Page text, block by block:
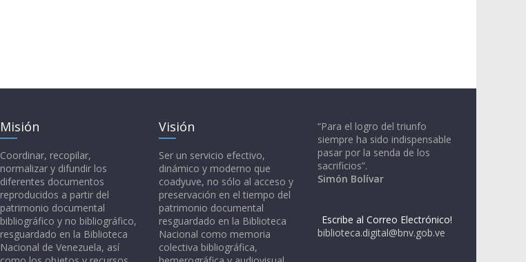
Misión
Coordinar, recopilar,
normalizar y difundir los
diferentes documentos
reproducidos a partir del
patrimonio documental
bibliográfico y no bibliográfico,
resguardado en la Biblioteca
Nacional de Venezuela, así
Visión
Ser un servicio efectivo,
dinámico y moderno que
coadyuve, no sólo al acceso y
preservación en el tiempo del
patrimonio documental
resguardado en la Biblioteca
Nacional como memoria
colectiva bibliográfica,
“Para el logro del triunfo
siempre ha sido indispensable
pasar por la senda de los
sacrificios”.
Simón Bolívar
Escribe al Correo Electrónico!
biblioteca.digital@bnv.gob.ve